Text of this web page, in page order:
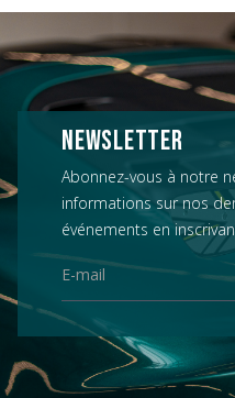
NEWSLETTER
Abonnez-vous à notre
informations sur nos
événements en